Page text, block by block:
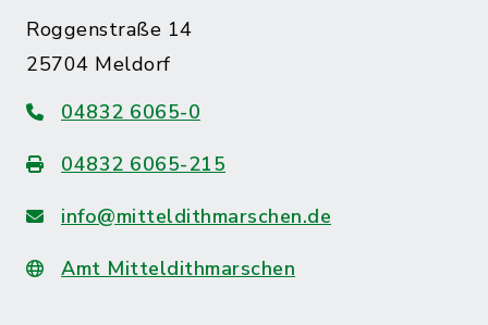
Roggenstraße 14
25704 Meldorf
04832 6065-0
04832 6065-215
info@mitteldithmarschen.de
Amt Mitteldithmarschen